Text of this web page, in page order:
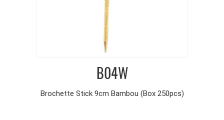
B04W
Brochette Stick 9cm Bambou (Box 250pcs)